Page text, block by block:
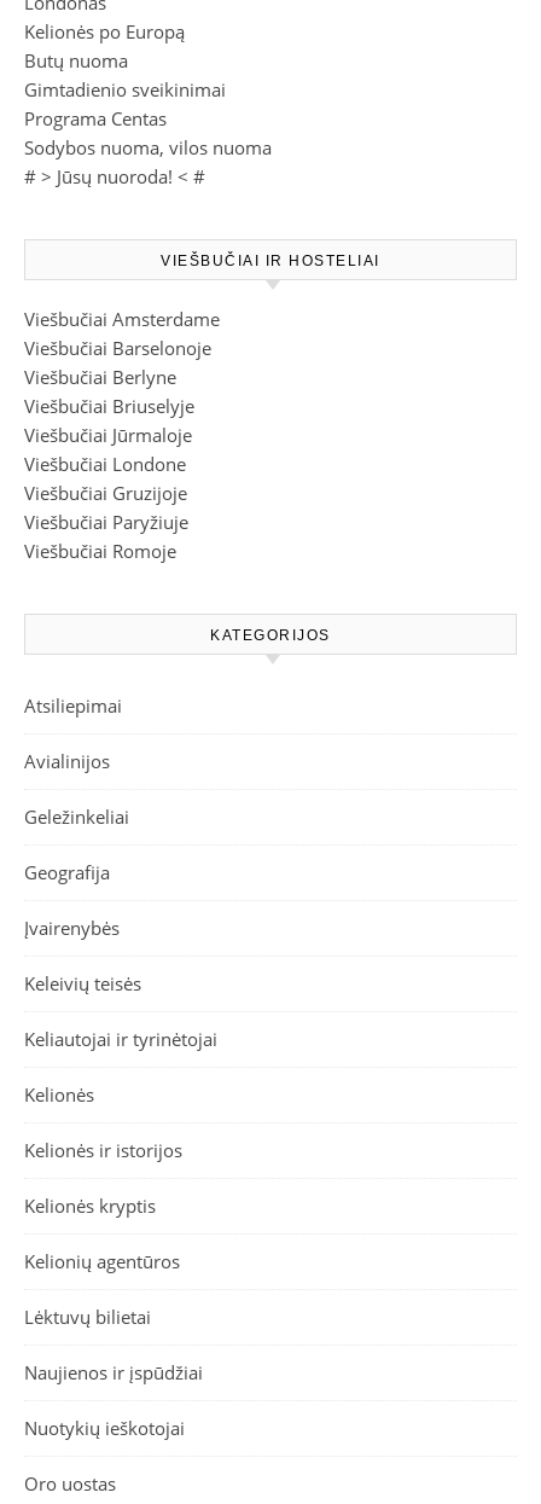
Kelionės po Europą
Butų nuoma
Gimtadienio sveikinimai
Programa Centas
Sodybos nuoma, vilos nuoma
# > Jūsų nuoroda! < #
VIEŠBUČIAI IR HOSTELIAI
Viešbučiai Amsterdame
Viešbučiai Barselonoje
Viešbučiai Berlyne
Viešbučiai Briuselyje
Viešbučiai Jūrmaloje
Viešbučiai Londone
Viešbučiai Gruzijoje
Viešbučiai Paryžiuje
Viešbučiai Romoje
KATEGORIJOS
Atsiliepimai
Avialinijos
Geležinkeliai
Geografija
Įvairenybės
Keleivių teisės
Keliautojai ir tyrinėtojai
Kelionės
Kelionės ir istorijos
Kelionės kryptis
Kelionių agentūros
Lėktuvų bilietai
Naujienos ir įspūdžiai
Nuotykių ieškotojai
Oro uostas